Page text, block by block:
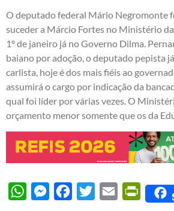
O deputado federal Mário Negromonte
suceder a Márcio Fortes no Ministério
1º de janeiro já no Governo Dilma.
baiano por adoção, o deputado pepista
carlista, hoje é dos mais fiéis ao
assumirá o cargo por indicação da
qual foi líder por várias vezes. O
orçamento menor somente que os da
WhatsAppMessengerFacebook
Twitter Email